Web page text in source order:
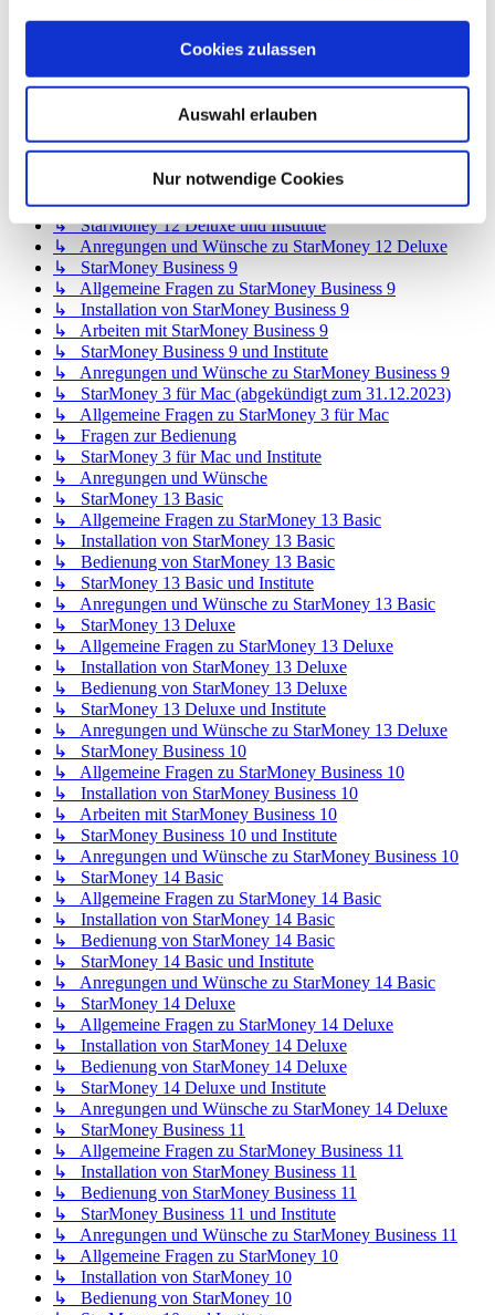
Cookies zulassen
Auswahl erlauben
Nur notwendige Cookies
↳ Installation von StarMoney 12 Basic
↳ Bedienung von StarMoney 12 Basic
↳ Anregungen und Wünsche zu StarMoney 12 Basic
↳ StarMoney 12 Deluxe
↳ Installation von StarMoney 12 Deluxe
↳ Bedienung von StarMoney 12 Deluxe
↳ StarMoney 12 Deluxe und Institute
↳ Anregungen und Wünsche zu StarMoney 12 Deluxe
↳ StarMoney Business 9
↳ Allgemeine Fragen zu StarMoney Business 9
↳ Installation von StarMoney Business 9
↳ Arbeiten mit StarMoney Business 9
↳ StarMoney Business 9 und Institute
↳ Anregungen und Wünsche zu StarMoney Business 9
↳ StarMoney 3 für Mac (abgekündigt zum 31.12.2023)
↳ Allgemeine Fragen zu StarMoney 3 für Mac
↳ Fragen zur Bedienung
↳ StarMoney 3 für Mac und Institute
↳ Anregungen und Wünsche
↳ StarMoney 13 Basic
↳ Allgemeine Fragen zu StarMoney 13 Basic
↳ Installation von StarMoney 13 Basic
↳ Bedienung von StarMoney 13 Basic
↳ StarMoney 13 Basic und Institute
↳ Anregungen und Wünsche zu StarMoney 13 Basic
↳ StarMoney 13 Deluxe
↳ Allgemeine Fragen zu StarMoney 13 Deluxe
↳ Installation von StarMoney 13 Deluxe
↳ Bedienung von StarMoney 13 Deluxe
↳ StarMoney 13 Deluxe und Institute
↳ Anregungen und Wünsche zu StarMoney 13 Deluxe
↳ StarMoney Business 10
↳ Allgemeine Fragen zu StarMoney Business 10
↳ Installation von StarMoney Business 10
↳ Arbeiten mit StarMoney Business 10
↳ StarMoney Business 10 und Institute
↳ Anregungen und Wünsche zu StarMoney Business 10
↳ StarMoney 14 Basic
↳ Allgemeine Fragen zu StarMoney 14 Basic
↳ Installation von StarMoney 14 Basic
↳ Bedienung von StarMoney 14 Basic
↳ StarMoney 14 Basic und Institute
↳ Anregungen und Wünsche zu StarMoney 14 Basic
↳ StarMoney 14 Deluxe
↳ Allgemeine Fragen zu StarMoney 14 Deluxe
↳ Installation von StarMoney 14 Deluxe
↳ Bedienung von StarMoney 14 Deluxe
↳ StarMoney 14 Deluxe und Institute
↳ Anregungen und Wünsche zu StarMoney 14 Deluxe
↳ StarMoney Business 11
↳ Allgemeine Fragen zu StarMoney Business 11
↳ Installation von StarMoney Business 11
↳ Bedienung von StarMoney Business 11
↳ StarMoney Business 11 und Institute
↳ Anregungen und Wünsche zu StarMoney Business 11
↳ Allgemeine Fragen zu StarMoney 10
↳ Installation von StarMoney 10
↳ Bedienung von StarMoney 10